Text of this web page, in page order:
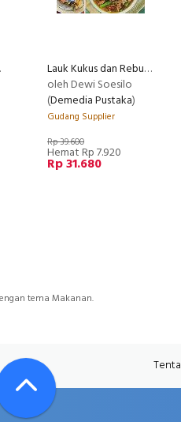
Lauk Kukus dan Rebus Food Lovers
oleh Dewi Soesilo
(Demedia Pustaka)
Gudang Supplier
Rp 39.600
Hemat Rp 7.920
Rp 31.680
tema Makanan.